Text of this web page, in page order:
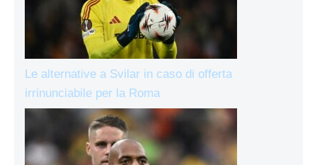
Le alternative a Svilar in caso di offerta
irrinunciabile per la Roma